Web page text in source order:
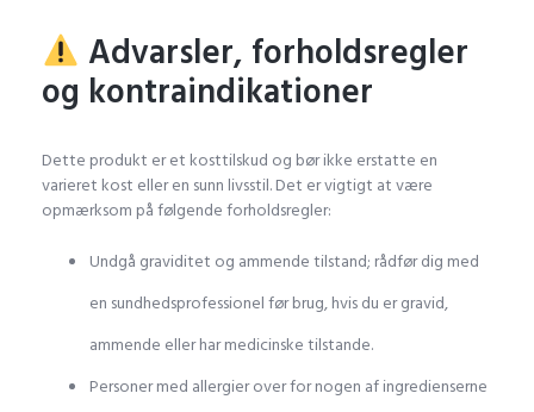
Advarsler, forholdsregler
og kontraindikationer
Dette produkt er et kosttilskud og bør ikke erstatte en
varieret kost eller en sunn livsstil. Det er vigtigt at være
opmærksom på følgende forholdsregler:
Undgå graviditet og ammende tilstand; rådfør dig med
en sundhedsprofessionel før brug, hvis du er gravid,
ammende eller har medicinske tilstande.
Personer med allergier over for nogen af ingredienserne